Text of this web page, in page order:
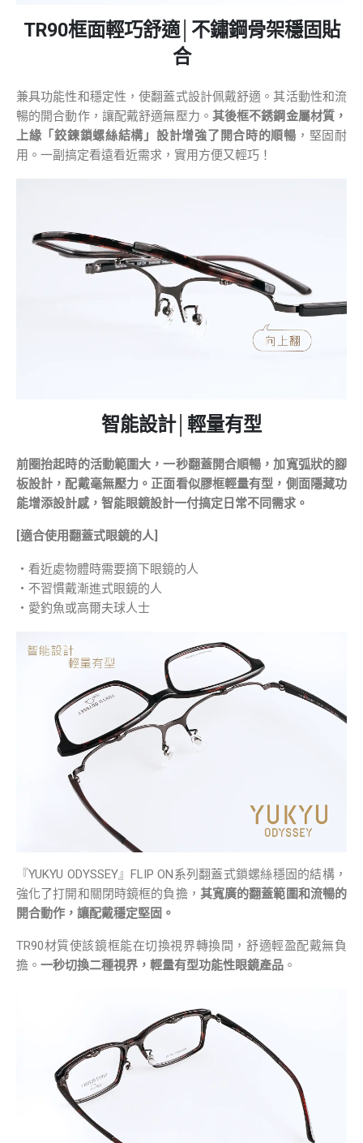
TR90框面輕巧舒適│不鏽鋼骨架穩固貼
合
兼具功能性和穩定性，使翻蓋式設計佩戴舒適。其活動性和流
暢的開合動作，讓配戴舒適無壓力。 其後框不銹鋼金屬材質，
上緣「鉸鍊鎖螺絲結構」設計增強了開合時的順暢 ，堅固耐
用。一副搞定看遠看近需求，實用方便又輕巧！
智能設計│輕量有型
前圈抬起時的活動範圍大，一秒翻蓋開合順暢，加寬弧狀的腳
板設計，配戴毫無壓力。正面看似膠框輕量有型，側面隱藏功
能增添設計感，智能眼鏡設計一付搞定日常不同需求。
[適合使用翻蓋式眼鏡的人]
・看近處物體時需要摘下眼鏡的人
・不習慣戴漸進式眼鏡的人
・愛釣魚或高爾夫球人士
『YUKYU ODYSSEY』FLIP ON系列翻蓋式鎖螺絲穩固的結構，
強化了打開和關閉時鏡框的負擔， 其寬廣的翻蓋範圍和流暢的
開合動作，讓配戴穩定堅固。
TR90材質使該鏡框能在切換視界轉換間，舒適輕盈配戴無負
擔。 一秒切換二種視界，輕量有型功能性眼鏡產品 。